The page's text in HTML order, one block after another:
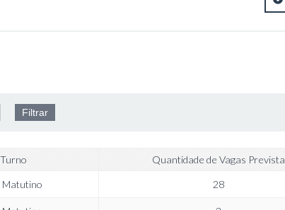
Turno Quantidade de Vagas Prevista
Matutino 28